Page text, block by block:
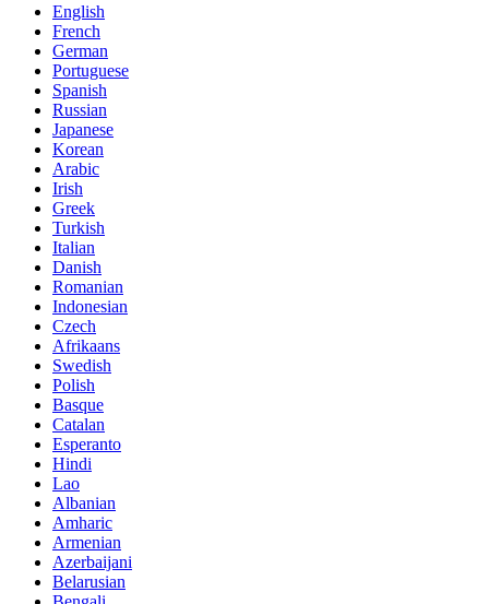
English
French
German
Portuguese
Spanish
Russian
Japanese
Korean
Arabic
Irish
Greek
Turkish
Italian
Danish
Romanian
Indonesian
Czech
Afrikaans
Swedish
Polish
Basque
Catalan
Esperanto
Hindi
Lao
Albanian
Amharic
Armenian
Azerbaijani
Belarusian